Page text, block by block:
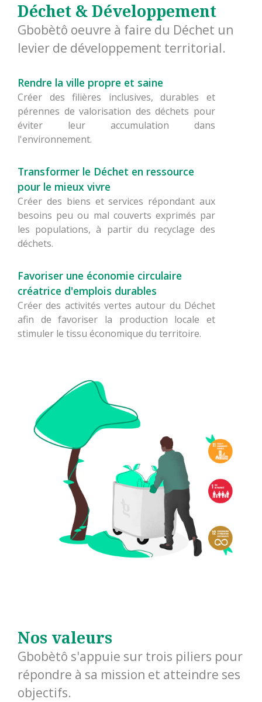
Déchet & Développement
Gbobètô oeuvre à faire du Déchet un
levier de développement territorial.
Rendre la ville propre et saine
Créer des filières inclusives, durables et
pérennes de valorisation des déchets pour
éviter leur accumulation dans
l'environnement.
Transformer le Déchet en ressource
pour le mieux vivre
Créer des biens et services répondant aux
besoins peu ou mal couverts exprimés par
les populations, à partir du recyclage des
déchets.
Favoriser une économie circulaire
créatrice d'emplois durables
Créer des activités vertes autour du Déchet
afin de favoriser la production locale et
stimuler le tissu économique du territoire.
Nos valeurs
Gbobètô s'appuie sur trois piliers pour
répondre à sa mission et atteindre ses
objectifs.